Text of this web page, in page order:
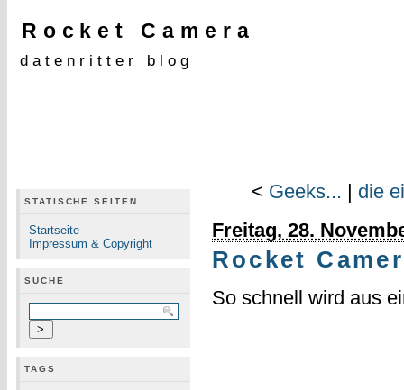
Rocket Camera
datenritter blog
STATISCHE SEITEN
Startseite
Impressum & Copyright
SUCHE
TAGS
< Geeks... | die
Freitag, 28.
Rocket
So schnell wird aus